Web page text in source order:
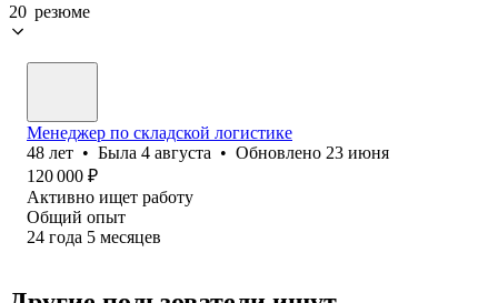
20 резюме
Менеджер по складской логистике
48 лет • Была 4 августа • Обновлено 23 июня
120 000 ₽
Активно ищет работу
Общий опыт
24 года 5 месяцев